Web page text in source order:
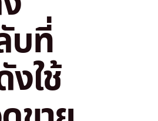
บที่
ใช้